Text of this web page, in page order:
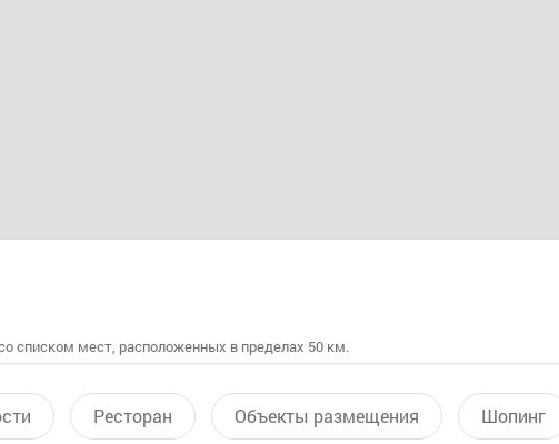
списком мест, расположенных в пределах 50 км.
Ресторан Объекты размещения Шопинг